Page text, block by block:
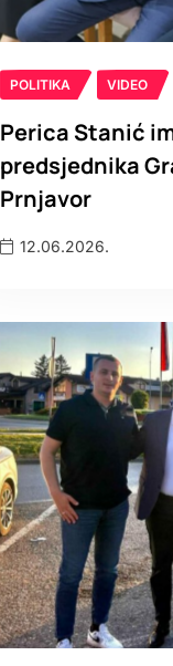
POLITIKA VIDEO
Perica Stanić
predsjednika
Prnjavor
12.06.2026.